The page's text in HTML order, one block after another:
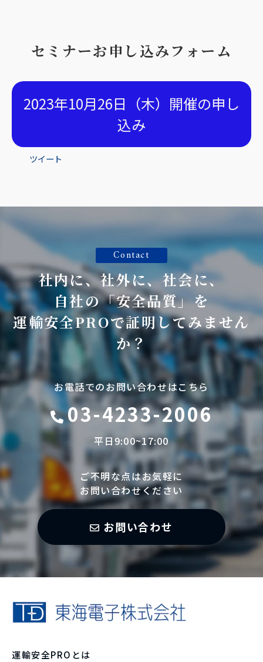
セミナーお申し込みフォーム
2023年10月26日（木）開催の申し
込み
ツイート
Contact
社内に、社外に、社会に、
自社の「安全品質」を
運輸安全PROで証明してみません
か？
お電話でのお問い合わせはこちら
03-4233-2006
平日9:00~17:00
ご不明な点はお気軽に
お問い合わせください
お問い合わせ
運輸安全PROとは